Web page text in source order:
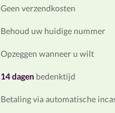
Geen verzendkosten
Behoud uw huidige nummer
Opzeggen wanneer u wilt
14 dagen bedenktijd
Betaling via automatische